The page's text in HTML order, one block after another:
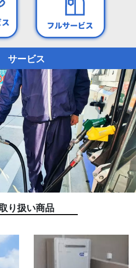
サービス
り扱い商品